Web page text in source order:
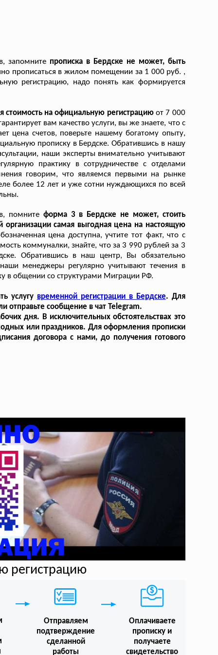
запомните прописка в Бердске не может, быть
прописаться в жилом помещении за 1 000 руб. ,
регистрацию, надо понять как формируется
стоимость на официальную регистрациюот 7 000
вам качество услуги, вы же знаете, что с
счетов, поверьте нашему богатому опыту,
прописку в Бердске. Обратившись в нашу
наши эксперты внимательно учитывают
практику в сотрудничестве с отделами
говорим, что являемся первыми на рынке
более 12 лет и уже сотни нуждающихся по всей
помните форма 3 в Бердске не может, стоить
самая выгодная цена на настоящую
цена доступна, учтите тот факт, что с
коммуналки, знайте, что за 3 990 рублей за 3
Обратившись в наш центр, Вы обязательно
менеджеры регулярно учитывают течения в
в общении со структурами Миграции РФ.
услугу временной регистрации в Бердске. Для
отправьте сообщение в чат Telegram.
дня. В исключительных обстоятельствах это
или праздников. Для оформления прописки
договора с нами, до получения готового
регистрацию
Отправляем
подтверждение
сделанной
работы
Оплачиваете
прописку и
получаете
свидетельство